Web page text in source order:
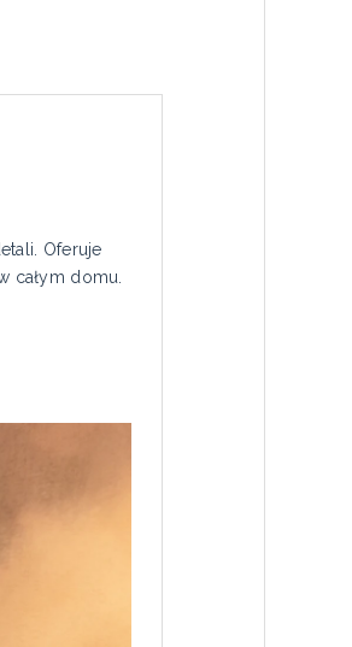
Oferuje
całym domu.